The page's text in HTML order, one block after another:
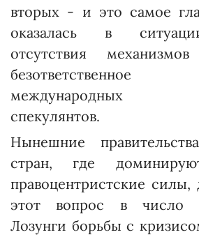
вторых - и это самое
оказалась в
отсутствия
безответственное
международных
спекулянтов.
Нынешние
стран, где
правоцентристские силы,
этот вопрос в число
Лозунги борьбы с